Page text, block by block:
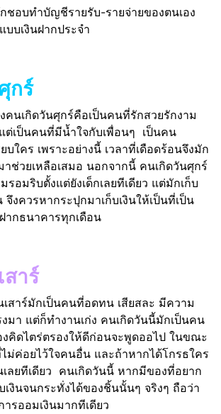
ชอบทำบัญชีรายรับ-รายจ่ายของตนเอง
บเงินฝากประจำ
กร์
คนเกิดวันศุกร์คือเป็นคนที่รักสวยรักงาม
ต่เป็นคนที่มีน้ำใจกับเพื่อนๆ เป็นคน
บใคร เพราะอย่างนี้ เวลาที่เดือดร้อนจึงมัก
ช่วยเหลือเสมอ นอกจากนี้ คนเกิดวันศุกร์
รอมริบตั้งแต่ยังเด็กเลยทีเดียว แต่มักเก็บ
จึงควรหากระปุกมาเก็บเงินให้เป็นที่เป็น
ากธนาคารทุกเดือน
สาร์
สาร์มักเป็นคนที่อดทน เสียสละ มีความ
งมา แต่ก็ทำงานเก่ง คนเกิดวันนี้มักเป็นคน
คิดไตร่ตรองให้ดีก่อนจะพูดออไป ในขณะ
ม่ค่อยไว้ใจคนอื่น และถ้าหากได้โกรธใคร
ลยทีเดียว คนเกิดวันนี้ หากมีของที่อยาก
เงินจนกระทั่งได้ของชิ้นนั้นๆ จริงๆ ถือว่า
รออมเงินมากทีเดียว